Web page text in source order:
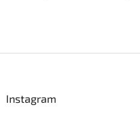
Instagram
Powered by